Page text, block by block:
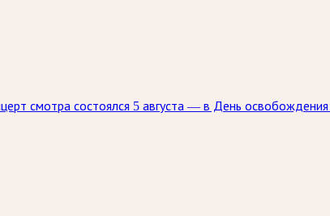
смотра состоялся 5 августа — в День